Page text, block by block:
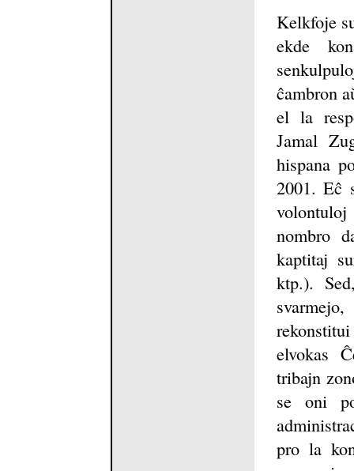
Kelkfoje
ekde
ĉambron
el la
Jamal
hispana
2001. Eĉ
nombro
kaptitaj
ktp.).
elvokas
tribajn
se oni
pro la